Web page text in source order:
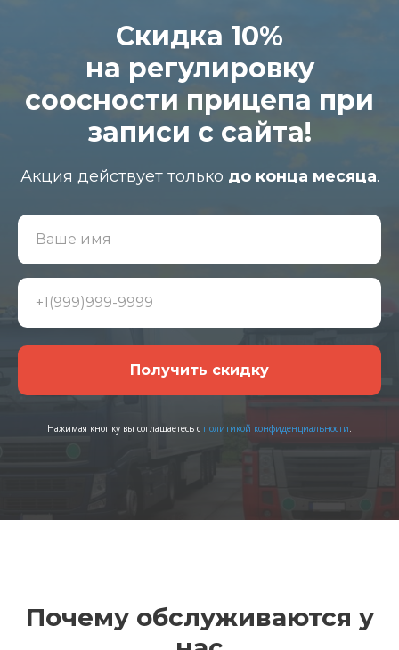
Скидка 10%
на регулировку
соосности прицепа при
записи с сайта!
Акция действует только до конца месяца.
Получить скидку
Нажимая кнопку вы соглашаетесь с политикой конфиденциальности
Почему обслуживаются у